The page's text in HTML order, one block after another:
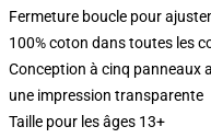
Fermeture boucle pour
100% coton dans toutes les
Conception à cinq panneaux
une impression transparente
Taille pour les âges 13+